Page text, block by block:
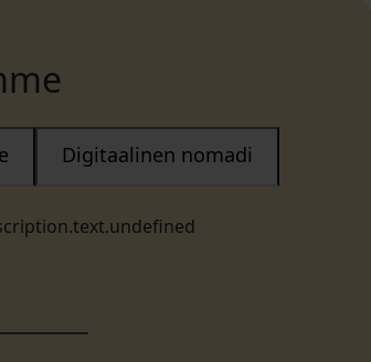
Digitaalinen nomadi